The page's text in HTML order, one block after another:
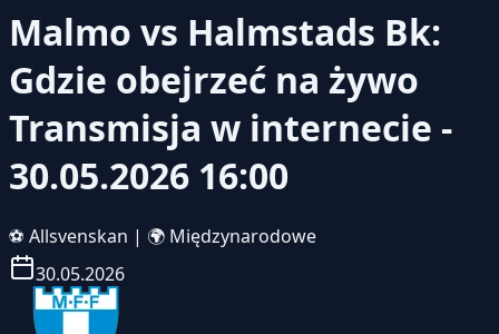
Malmo vs Halmstads Bk:
Gdzie obejrzeć na żywo
Transmisja w internecie -
30.05.2026 16:00
⚽ Allsvenskan | 🌍 Międzynarodowe
30.05.2026